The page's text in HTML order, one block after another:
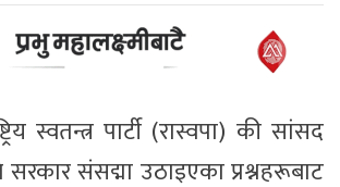
स्वतन्त्र पार्टी (रास्वपा) की सांसद
संसद्मा उठाइएका प्रश्नहरूबाट